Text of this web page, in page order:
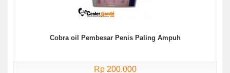
Cobra oil Pembesar Penis Paling Ampuh
Rp 200.000